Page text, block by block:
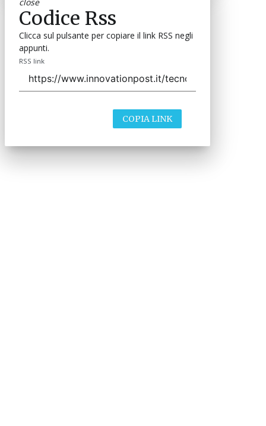
Codice Rss
Clicca sul pulsante per copiare il link RSS negli
appunti.
RSS link
COPIA LINK